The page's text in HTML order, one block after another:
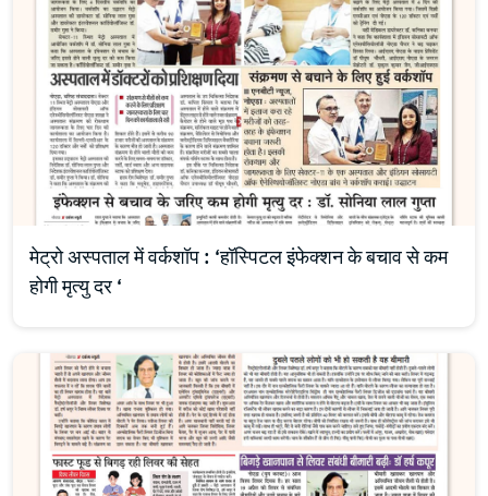
मेट्रो अस्पताल में वर्कशॉप : ‘हॉस्पिटल इंफेक्शन के बचाव से कम
होगी मृत्यु दर ‘